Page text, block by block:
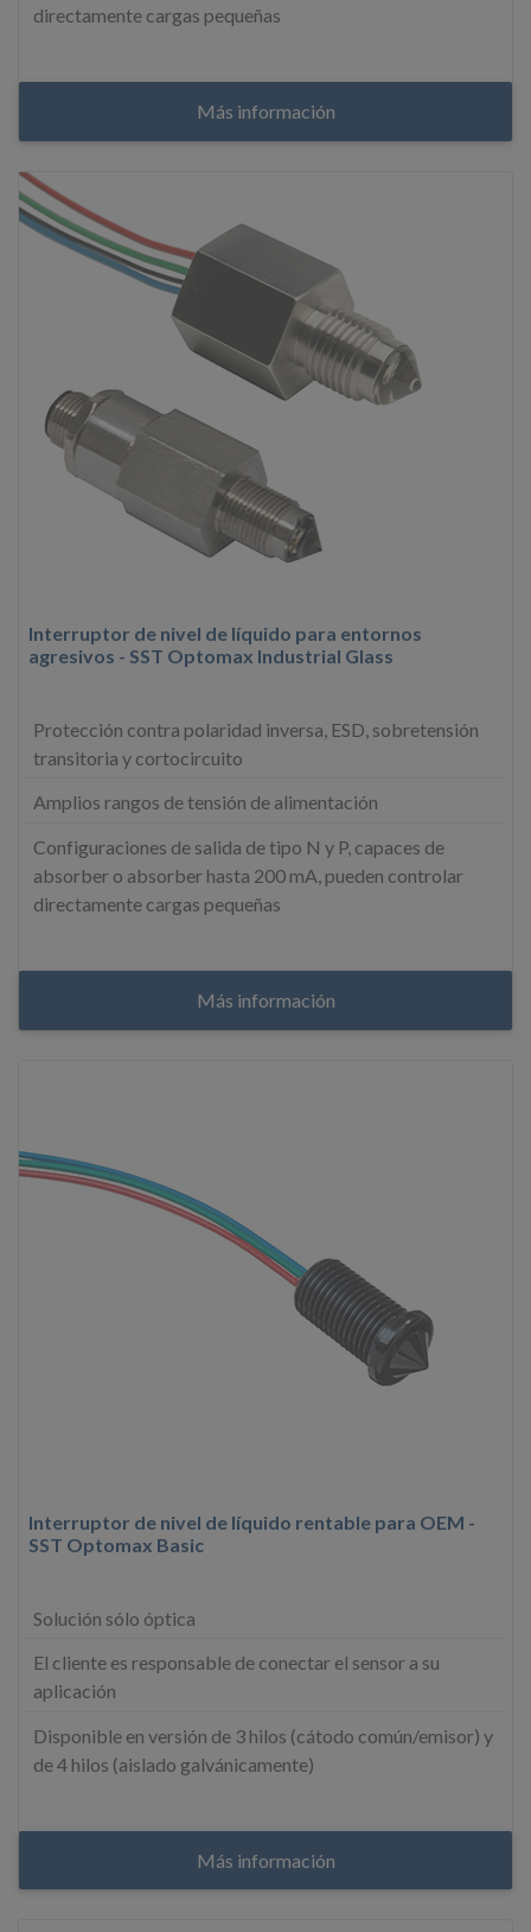
directamente cargas pequeñas
Más información
Interruptor de nivel de líquido para entornos
agresivos - SST Optomax Industrial Glass
Protección contra polaridad inversa, ESD, sobretensión
transitoria y cortocircuito
Amplios rangos de tensión de alimentación
Configuraciones de salida de tipo N y P, capaces de
absorber o absorber hasta 200 mA, pueden controlar
directamente cargas pequeñas
Más información
Interruptor de nivel de líquido rentable para OEM -
SST Optomax Basic
Solución sólo óptica
El cliente es responsable de conectar el sensor a su
aplicación
Disponible en versión de 3 hilos (cátodo común/emisor) y
de 4 hilos (aislado galvánicamente)
Más información